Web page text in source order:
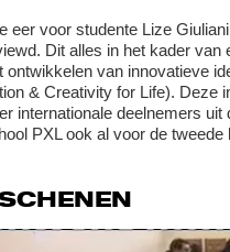
eer voor studente Lize
Dit alles in het kader van
ontwikkelen van innovatieve
& Creativity for Life). Deze
internationale deelnemers
PXL ook al voor de